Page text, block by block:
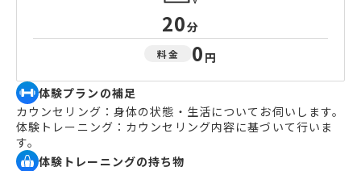
20分
料金 0 円
体験プランの補足
カウンセリング：身体の状態・生活についてお伺いします。
体験トレーニング：カウンセリング内容に基づいて行いま
す。
体験トレーニングの持ち物